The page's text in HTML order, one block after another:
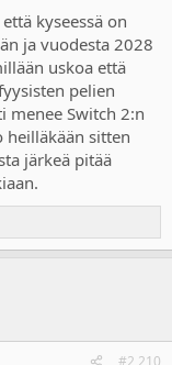
from third parties
digital.
physical, while they
about PlayStation
the last remnants
and could
kyseessä on
ja vuodesta 2028
uskoa että
pelien
menee Switch 2:n
heilläkään sitten
järkeä pitää
#2 210